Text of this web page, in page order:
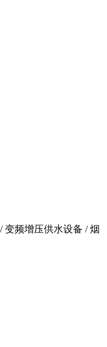
变频增压供水设备 / 烟